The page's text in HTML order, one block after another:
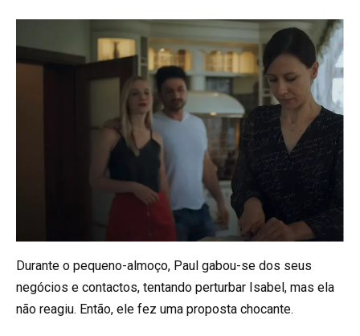
Durante o pequeno-almoço, Paul gabou-se dos seus
negócios e contactos, tentando perturbar Isabel, mas ela
não reagiu. Então, ele fez uma proposta chocante.